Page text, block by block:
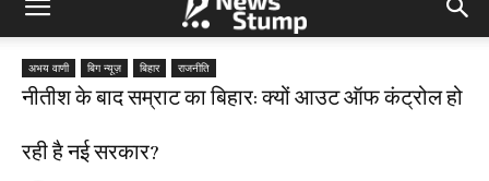
अभय वाणी बिग न्यूज़ बिहार राजनीति
नीतीश के बाद सम्राट का बिहार: क्यों आउट ऑफ कंट्रोल हो
रही है नई सरकार?